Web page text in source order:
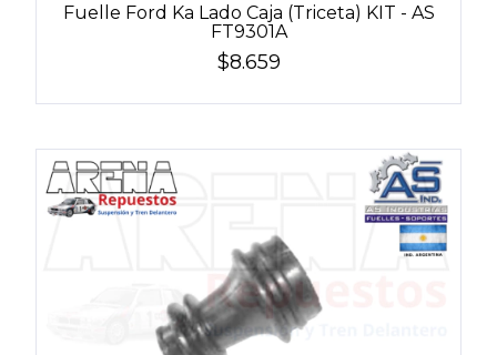
Fuelle Ford Ka Lado Caja (Triceta) KIT - AS
FT9301A
$8.659